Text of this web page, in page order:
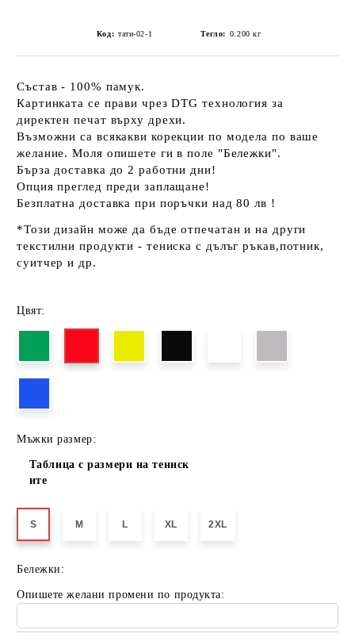
Код: тати-02-1 Тегло: 0.200 кг
Състав - 100% памук.
Картинката се прави чрез DTG технология за
директен печат върху дрехи.
Възможни са всякакви корекции по модела по ваше
желание. Моля опишете ги в поле "Бележки".
Бърза доставка до 2 работни дни!
Опция преглед преди заплащане!
Безплатна доставка при поръчки над 80 лв !
*Този дизайн може да бъде отпечатан и на други
текстилни продукти - тениска с дълъг ръкав,потник,
суитчер и др.
Цвят:
Мъжки размер:
Таблица с размери на тениск
ите
S M L XL 2XL
Бележки:
Опишете желани промени по продукта: